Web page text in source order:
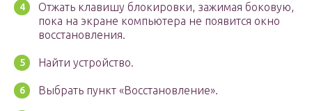
Отжать клавишу блокировки, зажимая боковую,
пока на экране компьютера не появится окно
восстановления.
Найти устройство.
Выбрать пункт «Восстановление».